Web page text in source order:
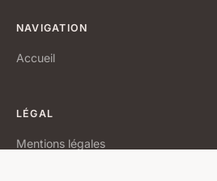
NAVIGATION
Accueil
LÉGAL
Mentions légales